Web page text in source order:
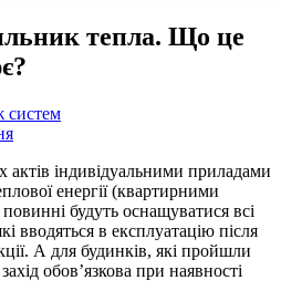
тепла. Що це
систем
актів індивідуальними приладами
енергії (квартирними
будуть оснащуватися всі
вводяться в експлуатацію після
А для будинків, які пройшли
обов’язкова при наявності